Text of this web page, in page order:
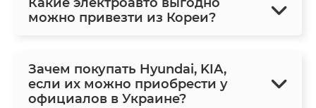
можно привезти из Кореи?
Зачем покупать Hyundai, KIA,
если их можно приобрести у
официалов в Украине?